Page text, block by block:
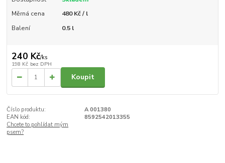
Měrná cena
480 Kč / l
Balení
0.5 l
240 Kč/ks
198 Kč bez DPH
Koupit
Číslo produktu:
A 001380
EAN kód:
8592542013355
Chcete to pohlídat mým
psem?